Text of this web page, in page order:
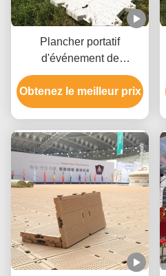
Plancher portatif
d'événement de
polyéthylène haute
densité pour l'OEM de
stade
Obtenez le meilleur prix